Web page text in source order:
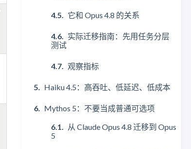
它和 Opus 4.8 的关系
实际迁移指南：先用任务分层
测试
观察指标
Haiku 4.5：高吞吐、低延迟、低成本
Mythos 5：不要当成普通可选项
从 Claude Opus 4.8 迁移到 Opus
5